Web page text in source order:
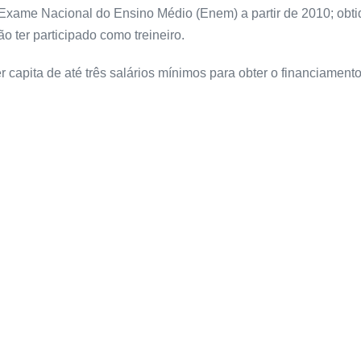
Nacional do Ensino Médio (Enem) a partir de 2010;
ter participado como treineiro.
de até três salários mínimos para obter o